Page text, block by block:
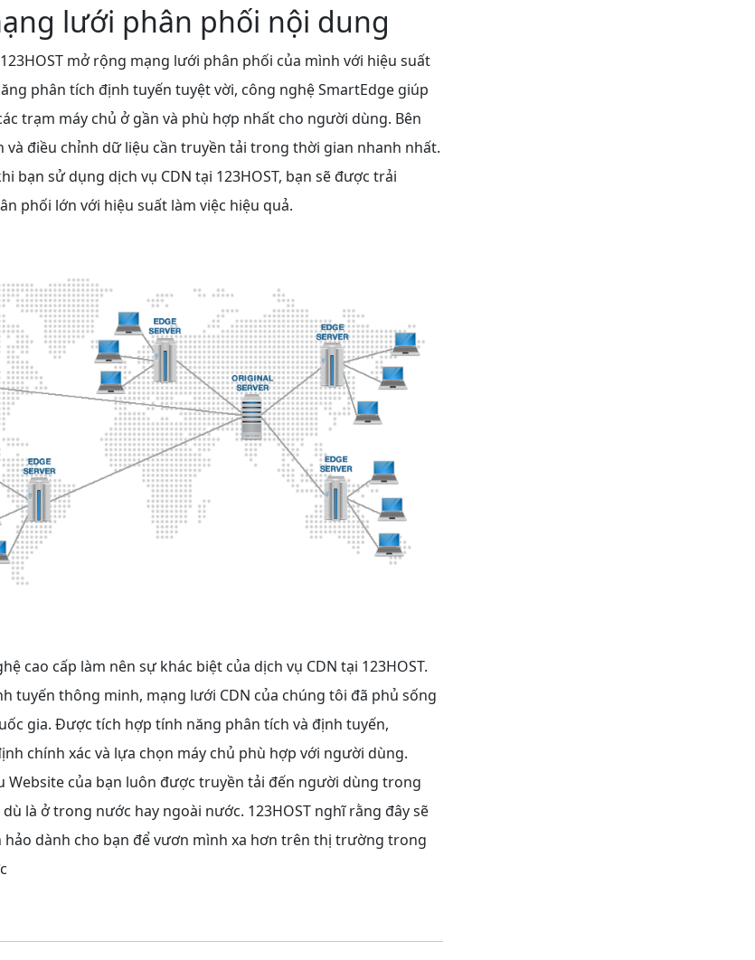
lưới phân phối nội dung
mở rộng mạng lưới phân phối của mình với hiệu suất
phân tích định tuyến tuyệt vời, công nghệ SmartEdge giúp
trạm máy chủ ở gần và phù hợp nhất cho người dùng. Bên
và điều chỉnh dữ liệu cần truyền tải trong thời gian nhanh nhất.
bạn sử dụng dịch vụ CDN tại 123HOST, bạn sẽ được trải
phối lớn với hiệu suất làm việc hiệu quả.
cao cấp làm nên sự khác biệt của dịch vụ CDN tại 123HOST.
tuyến thông minh, mạng lưới CDN của chúng tôi đã phủ sống
gia. Được tích hợp tính năng phân tích và định tuyến,
chính xác và lựa chọn máy chủ phù hợp với người dùng.
Website của bạn luôn được truyền tải đến người dùng trong
là ở trong nước hay ngoài nước. 123HOST nghĩ rằng đây sẽ
hảo dành cho bạn để vươn mình xa hơn trên thị trường trong